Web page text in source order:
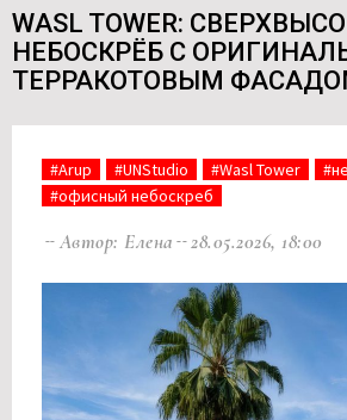
WASL TOWER:
НЕБОСКРЁБ С
ТЕРРАКОТОВЫМ
#Arup #UNStudio #Wasl Tower
#офисный небоскреб
Автор: Елена 28.05.2026, 18:00